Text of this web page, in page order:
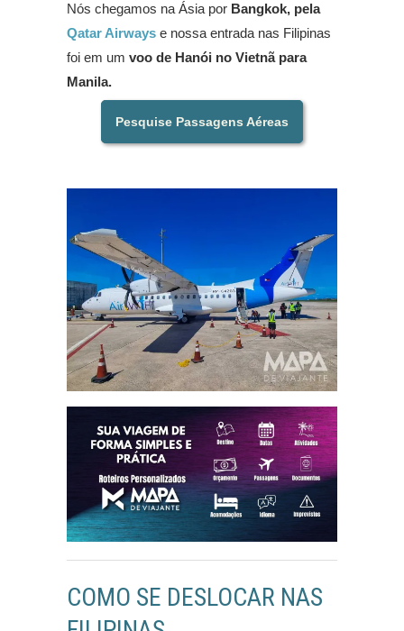
Nós chegamos na Ásia por Bangkok, pela
Qatar Airways e nossa entrada nas Filipinas
foi em um voo de Hanói no Vietnã para
Manila.
Pesquise Passagens Aéreas
COMO SE DESLOCAR NAS